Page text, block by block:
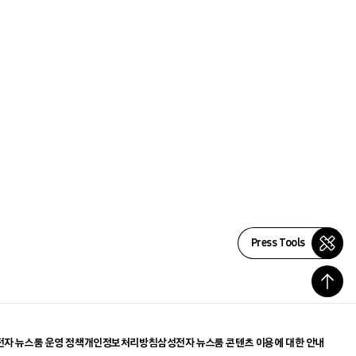
Press Tools
자 뉴스룸 운영 정책개인정보처리방침삼성전자 뉴스룸 콘텐츠 이용에 대한 안내